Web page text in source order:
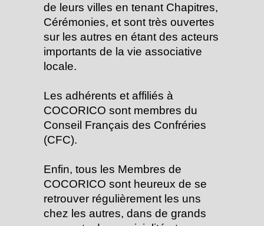
de leurs villes en tenant Chapitres,
Cérémonies, et sont très ouvertes
sur les autres en étant des acteurs
importants de la vie associative
locale.
Les adhérents et affiliés à
COCORICO sont membres du
Conseil Français des Confréries
(CFC).
Enfin, tous les Membres de
COCORICO sont heureux de se
retrouver régulièrement les uns
chez les autres, dans de grands